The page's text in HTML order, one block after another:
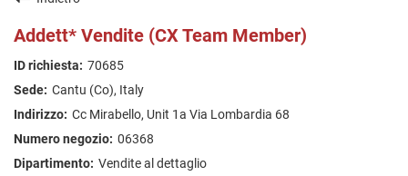
FAQ
CERCA LAVORO
Addett* Vendite (CX Team Member)
70685
Cantu (Co), Italy
Cc Mirabello, Unit 1a Via Lombardia 68
06368
Vendite al dettaglio